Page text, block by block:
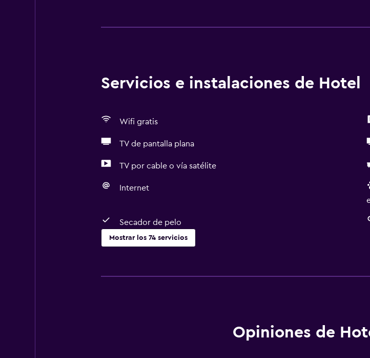
Servicios e instalaciones de Hotel
Wifi gratis
TV de pantalla plana
TV por cable o vía satélite
Internet
Secador de pelo
Mostrar los 74 servicios
Wifi gratis
Opiniones de